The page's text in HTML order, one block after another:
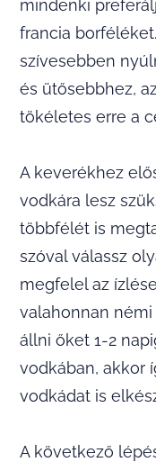
mindenki
francia
szívesebben
és ütősebbhez,
tökéletes erre a
A keverékhez
vodkára lesz
többfélét is
szóval válassz
megfelel az
valahonnan
állni őket 1-2
vodkában, akkor
vodkádat is
A következő